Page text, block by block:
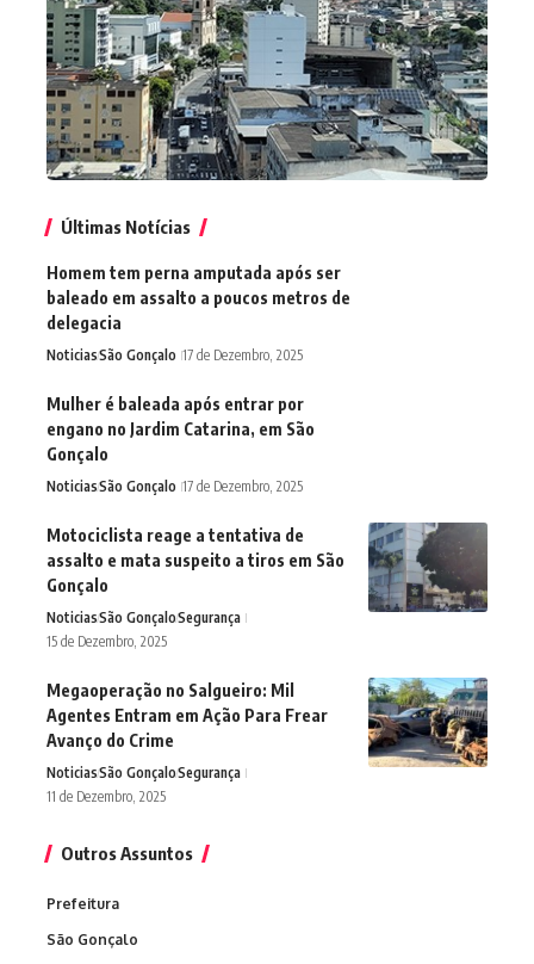
Últimas Notícias
Homem tem perna amputada após ser
baleado em assalto a poucos metros de
delegacia
NoticiasSão Gonçalo 17 de Dezembro, 2025
Mulher é baleada após entrar por
engano no Jardim Catarina, em São
Gonçalo
NoticiasSão Gonçalo 17 de Dezembro, 2025
Motociclista reage a tentativa de
assalto e mata suspeito a tiros em São
Gonçalo
NoticiasSão GonçaloSegurança
15 de Dezembro, 2025
Megaoperação no Salgueiro: Mil
Agentes Entram em Ação Para Frear
Avanço do Crime
NoticiasSão GonçaloSegurança
11 de Dezembro, 2025
Outros Assuntos
Prefeitura
São Gonçalo